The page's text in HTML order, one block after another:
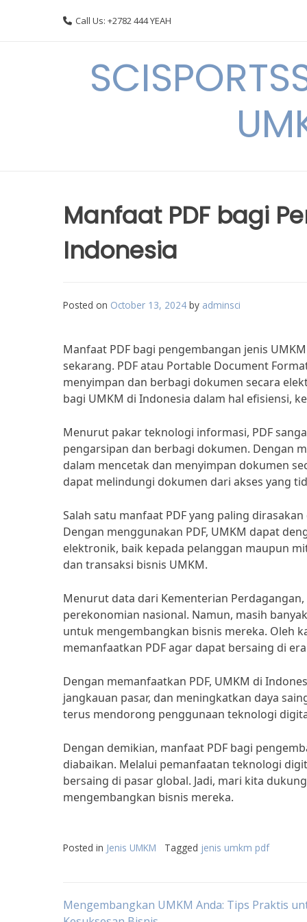
Call Us: +2782 444 YEAH
Manfaat PDF bagi
Indonesia
Posted on October 13, 2024 by adminsci
Manfaat PDF bagi pengembangan jenis
sekarang. PDF atau Portable Document
menyimpan dan berbagi dokumen secara
bagi UMKM di Indonesia dalam hal efisiensi,
Menurut pakar teknologi informasi, PDF
pengarsipan dan berbagi dokumen. Dengan
dalam mencetak dan menyimpan dokumen
dapat melindungi dokumen dari akses yang
Salah satu manfaat PDF yang paling
Dengan menggunakan PDF, UMKM dapat
elektronik, baik kepada pelanggan maupun
dan transaksi bisnis UMKM.
Menurut data dari Kementerian
perekonomian nasional. Namun, masih
untuk mengembangkan bisnis mereka. Oleh
memanfaatkan PDF agar dapat bersaing di
Dengan memanfaatkan PDF, UMKM di
jangkauan pasar, dan meningkatkan daya
terus mendorong penggunaan teknologi
Dengan demikian, manfaat PDF bagi
diabaikan. Melalui pemanfaatan teknologi
bersaing di pasar global. Jadi, mari kita
mengembangkan bisnis mereka.
Posted in Jenis UMKM Tagged jenis umkm pdf
Post
Mengembangkan UMKM Anda: Tips Praktis